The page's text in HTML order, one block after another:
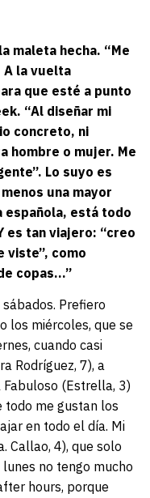
maleta hecha. “Me
A la vuelta
que esté a punto
“Al diseñar mi
concreto, ni
hombre o mujer. Me
Lo suyo es
una mayor
española, está todo
es tan viajero: “creo
viste”, como
copas…”
Prefiero
los miércoles, que se
cuando casi
Rodríguez, 7), a
Fabuloso (Estrella, 3)
todo me gustan los
en todo el día. Mi
Callao, 4), que solo
no tengo mucho
hours, porque